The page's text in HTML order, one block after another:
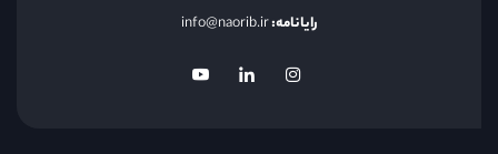
رایانامه:info@naorib.ir